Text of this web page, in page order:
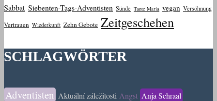
Sabbat Siebenten-Tags-Adventisten Sünde Tante Maria vegan Versöhnung
Vertrauen Wiederkunft Zehn Gebote Zeitgeschehen
SCHLAGWÖRTER
Adventisten Aktuální záležitosti Angst Anja Schraal